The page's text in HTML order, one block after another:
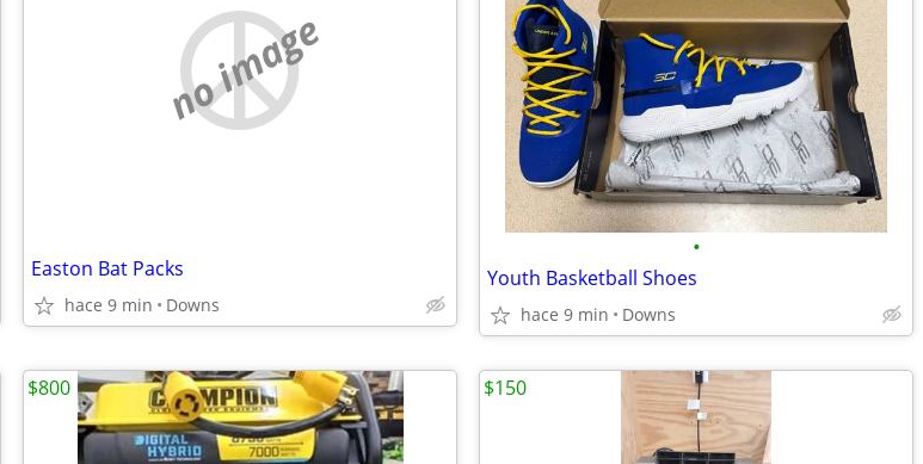
no image
Easton Bat Packs
hace 9 min Downs
•
Youth Basketball Shoes
hace 9 min Downs
$800 $150